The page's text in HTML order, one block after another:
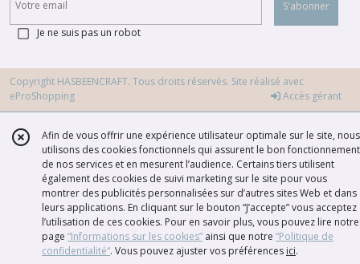
S'abonner
Je ne suis pas un robot
Copyright HASBEENCRAFT. Tous droits réservés. Site réalisé avec
eProShopping
Accès gérant
Afin de vous offrir une expérience utilisateur optimale sur le site, nous
utilisons des cookies fonctionnels qui assurent le bon fonctionnement
de nos services et en mesurent l’audience. Certains tiers utilisent
également des cookies de suivi marketing sur le site pour vous
montrer des publicités personnalisées sur d’autres sites Web et dans
leurs applications. En cliquant sur le bouton “J’accepte” vous acceptez
l’utilisation de ces cookies. Pour en savoir plus, vous pouvez lire notre
page “Informations sur les cookies” ainsi que notre “Politique de
confidentialité“. Vous pouvez ajuster vos préférences ici.